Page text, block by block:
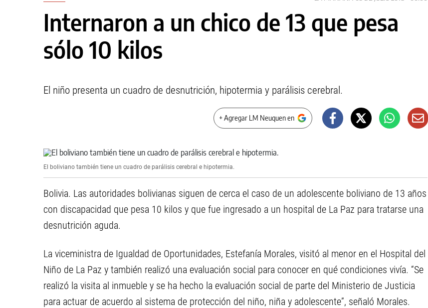
Internaron a un chico de 13 que pesa
sólo 10 kilos
El niño presenta un cuadro de desnutrición, hipotermia y parálisis cerebral.
+ Agregar LM Neuquen en
El boliviano también tiene un cuadro de parálisis cerebral e hipotermia.
Bolivia. Las autoridades bolivianas siguen de cerca el caso de un adolescente boliviano de 13 años
con discapacidad que pesa 10 kilos y que fue ingresado a un hospital de La Paz para tratarse una
desnutrición aguda.
La viceministra de Igualdad de Oportunidades, Estefanía Morales, visitó al menor en el Hospital del
Niño de La Paz y también realizó una evaluación social para conocer en qué condiciones vivía. “Se
realizó la visita al inmueble y se ha hecho la evaluación social de parte del Ministerio de Justicia
para actuar de acuerdo al sistema de protección del niño, niña y adolescente”, señaló Morales.